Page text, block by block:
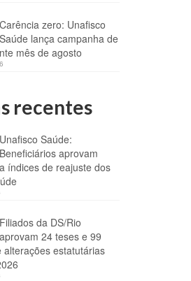
Carência zero: Unafisco
Saúde lança campanha de
mês de agosto
recentes
Unafisco Saúde:
Beneficiários aprovam
índices de reajuste dos
Filiados da DS/Rio
aprovam 24 teses e 99
alterações estatutárias